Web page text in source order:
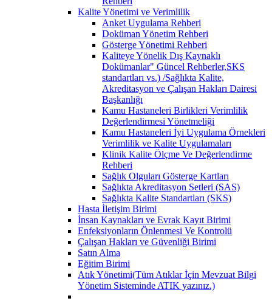
Kalite Yönetimi ve Verimlilik
Anket Uygulama Rehberi
Doküman Yönetim Rehberi
Gösterge Yönetimi Rehberi
Kaliteye Yönelik Dış Kaynaklı
Dokümanlar" Güncel Rehberler,SKS
standartları vs.) /Sağlıkta Kalite,
Akreditasyon ve Çalışan Hakları Dairesi
Başkanlığı
Kamu Hastaneleri Birlikleri Verimlilik
Değerlendirmesi Yönetmeliği
Kamu Hastaneleri İyi Uygulama Örnekleri
Verimlilik ve Kalite Uygulamaları
Klinik Kalite Ölçme Ve Değerlendirme
Rehberi
Sağlık Olguları Gösterge Kartları
Sağlıkta Akreditasyon Setleri (SAS)
Sağlıkta Kalite Standartları (SKS)
Hasta İletişim Birimi
İnsan Kaynakları ve Evrak Kayıt Birimi
Enfeksiyonların Önlenmesi Ve Kontrolü
Çalışan Hakları ve Güvenliği Birimi
Satın Alma
Eğitim Birimi
Atık Yönetimi(Tüm Atıklar İçin Mevzuat Bilgi
Yönetim Sisteminde ATIK yazınız.)